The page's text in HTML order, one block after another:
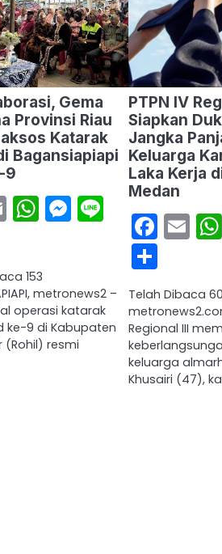
Gema
Provinsi Riau
Katarak
Bagansiapiapi
9
EmailWhatsApp
Messenger
Line
153
metronews2 –
operasi katarak
ke-9 di Kabupaten
(Rohil) resmi
PTPN IV
Siapkan
Jangka
Keluarga
Laka Kerja
Medan
Telah Dibaca 60
Regional III
keluarga
Khusairi (47),